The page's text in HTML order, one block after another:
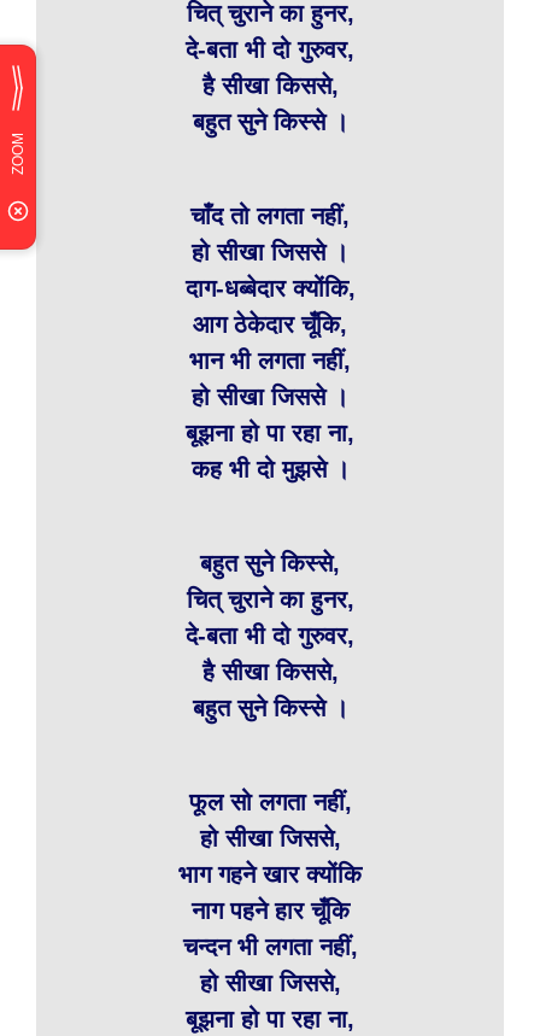
चित् चुराने का हुनर,
दे-बता भी दो गुरुवर,
है सीखा किससे,
बहुत सुने किस्से ।
चाँद तो लगता नहीं,
हो सीखा जिससे ।
दाग-धब्बेदार क्योंकि,
आग ठेकेदार चूँकि,
भान भी लगता नहीं,
हो सीखा जिससे ।
बूझना हो पा रहा ना,
कह भी दो मुझसे ।
बहुत सुने किस्से,
चित् चुराने का हुनर,
दे-बता भी दो गुरुवर,
है सीखा किससे,
बहुत सुने किस्से ।
फूल सो लगता नहीं,
हो सीखा जिससे,
भाग गहने खार क्योंकि
नाग पहने हार चूँकि
चन्दन भी लगता नहीं,
हो सीखा जिससे,
बूझना हो पा रहा ना,